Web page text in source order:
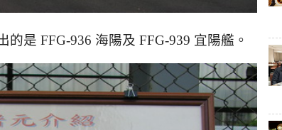
是 FFG-936 海陽及 FFG-939 宜陽艦 。